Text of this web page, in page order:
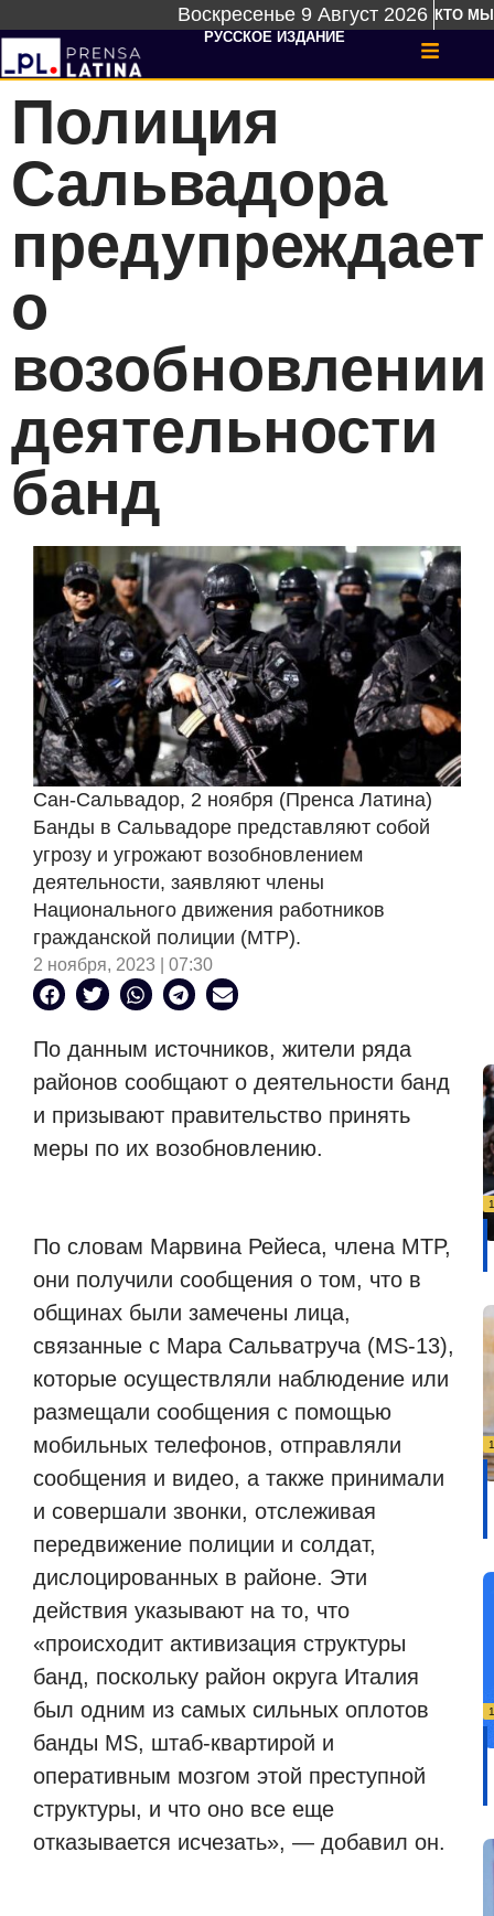
Воскресенье 9 Август 2026 КТО МЫ
РУССКОЕ ИЗДАНИЕ
Полиция
Сальвадора
предупреждает
о
возобновлении
деятельности
банд
Сан-Сальвадор, 2 ноября (Пренса Латина)
Банды в Сальвадоре представляют собой
угрозу и угрожают возобновлением
деятельности, заявляют члены
Национального движения работников
гражданской полиции (MTP).
2 ноября, 2023 | 07:30
По данным источников, жители ряда
районов сообщают о деятельности банд
и призывают правительство принять
меры по их возобновлению.
По словам Марвина Рейеса, члена MTP,
они получили сообщения о том, что в
общинах были замечены лица,
связанные с Мара Сальватруча (MS-13),
которые осуществляли наблюдение или
размещали сообщения с помощью
мобильных телефонов, отправляли
сообщения и видео, а также принимали
и совершали звонки, отслеживая
передвижение полиции и солдат,
дислоцированных в районе. Эти
действия указывают на то, что
«происходит активизация структуры
банд, поскольку район округа Италия
был одним из самых сильных оплотов
банды MS, штаб-квартирой и
оперативным мозгом этой преступной
структуры, и что оно все еще
отказывается исчезать», — добавил он.